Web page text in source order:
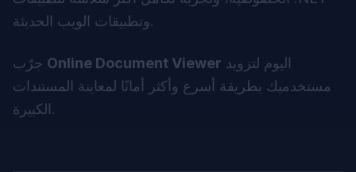
وتطبيقات الويب الحديثة.
Online Document Viewer
مستخدميك بطريقة أسرع وأكثر أمانًا لمعاينة المستندات
الكبيرة.